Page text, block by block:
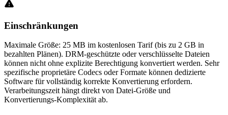
Einschränkungen
Maximale Größe: 25 MB im kostenlosen Tarif (bis zu 2 GB in
bezahlten Plänen). DRM-geschützte oder verschlüsselte Dateien
können nicht ohne explizite Berechtigung konvertiert werden. Sehr
spezifische proprietäre Codecs oder Formate können dedizierte
Software für vollständig korrekte Konvertierung erfordern.
Verarbeitungszeit hängt direkt von Datei-Größe und
Konvertierungs-Komplexität ab.